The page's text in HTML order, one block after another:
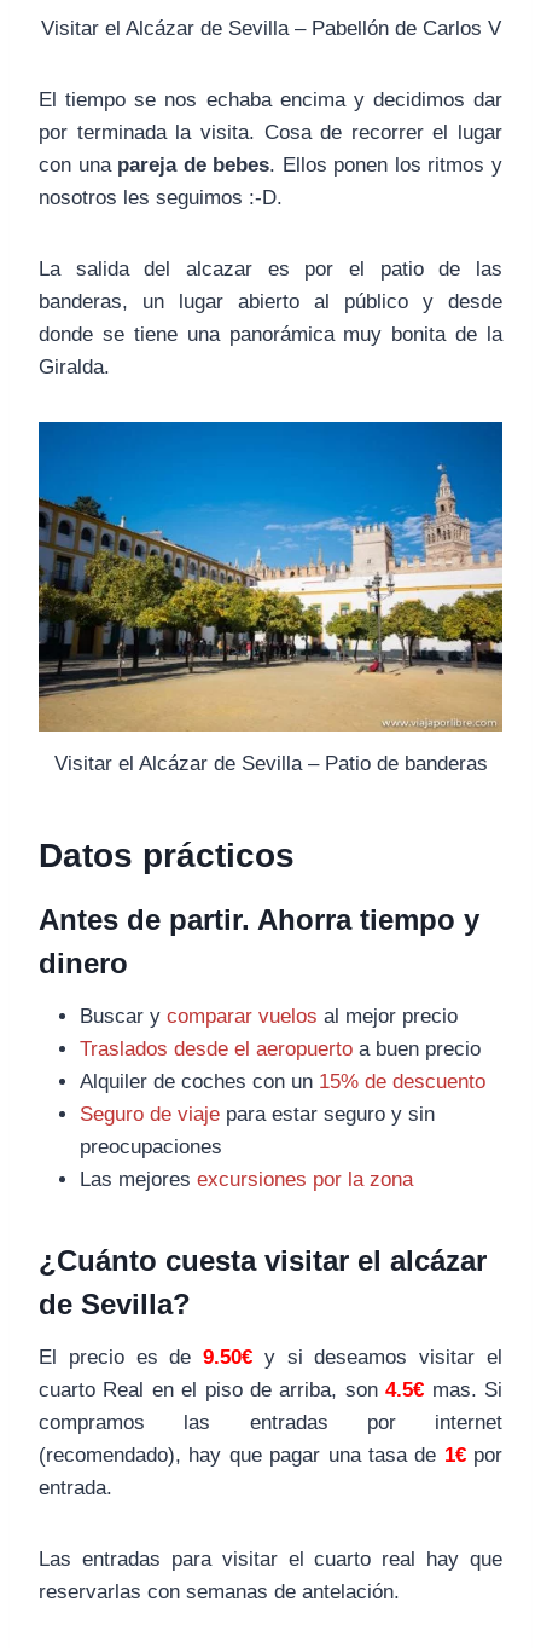
Visitar el Alcázar de Sevilla – Pabellón de Carlos V
El tiempo se nos echaba encima y decidimos dar
por terminada la visita. Cosa de recorrer el lugar
con una pareja de bebes. Ellos ponen los ritmos y
nosotros les seguimos :-D.
La salida del alcazar es por el patio de las
banderas, un lugar abierto al público y desde
donde se tiene una panorámica muy bonita de la
Giralda.
Visitar el Alcázar de Sevilla – Patio de banderas
Datos prácticos
Antes de partir. Ahorra tiempo y
dinero
Buscar y comparar vuelos al mejor precio
Traslados desde el aeropuerto a buen precio
Alquiler de coches con un 15% de descuento
Seguro de viaje para estar seguro y sin
preocupaciones
Las mejores excursiones por la zona
¿Cuánto cuesta visitar el alcázar
de Sevilla?
El precio es de9.50€ y si deseamos visitar el
cuarto Real en el piso de arriba, son4.5€ mas. Si
compramos las entradas por internet
(recomendado), hay que pagar una tasa de 1€por
entrada.
Las entradas para visitar el cuarto real hay que
reservarlas con semanas de antelación.